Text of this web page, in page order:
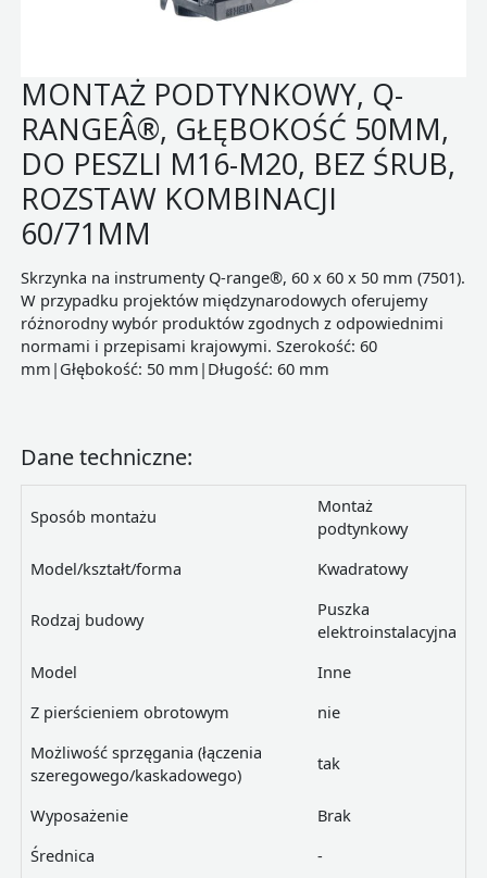
MONTAŻ PODTYNKOWY, Q-
RANGEÂ®, GŁĘBOKOŚĆ 50MM,
DO PESZLI M16-M20, BEZ ŚRUB,
ROZSTAW KOMBINACJI
60/71MM
Skrzynka na instrumenty Q-range®, 60 x 60 x 50 mm (7501).
W przypadku projektów międzynarodowych oferujemy
różnorodny wybór produktów zgodnych z odpowiednimi
normami i przepisami krajowymi. Szerokość: 60
mm|Głębokość: 50 mm|Długość: 60 mm
Dane techniczne:
Sposób montażu
Montaż
podtynkowy
Model/kształt/forma
Kwadratowy
Rodzaj budowy
Puszka
elektroinstalacyjna
Model
Inne
Z pierścieniem obrotowym
nie
Możliwość sprzęgania (łączenia
szeregowego/kaskadowego)
tak
Wyposażenie
Brak
Średnica
-